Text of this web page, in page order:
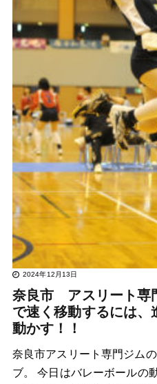
2024年12月13日
奈良市 アスリート専
で速く移動するには、
動かす！！
奈良市アスリート専門ジム
ブ。 今日はバレーボールの